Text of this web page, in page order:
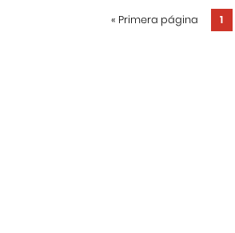
« Primera página 1